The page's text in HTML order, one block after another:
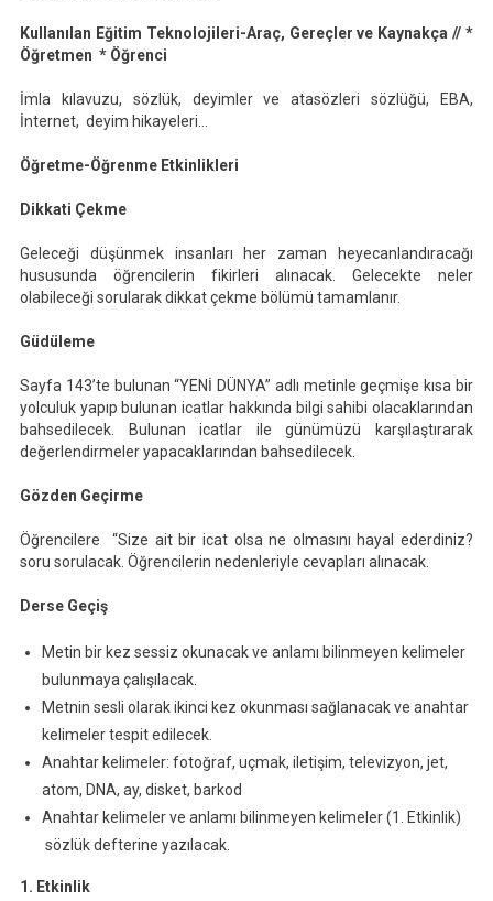
Kullanılan Eğitim Teknolojileri-Araç, Gereçler ve Kaynakça // *
Öğretmen * Öğrenci
İmla kılavuzu, sözlük, deyimler ve atasözleri sözlüğü, EBA,
İnternet, deyim hikayeleri…
Öğretme-Öğrenme Etkinlikleri
Dikkati Çekme
Geleceği düşünmek insanları her zaman heyecanlandıracağı
hususunda öğrencilerin fikirleri alınacak. Gelecekte neler
olabileceği sorularak dikkat çekme bölümü tamamlanır.
Güdüleme
Sayfa 143’te bulunan “YENİ DÜNYA” adlı metinle geçmişe kısa bir
yolculuk yapıp bulunan icatlar hakkında bilgi sahibi olacaklarından
bahsedilecek. Bulunan icatlar ile günümüzü karşılaştırarak
değerlendirmeler yapacaklarından bahsedilecek.
Gözden Geçirme
Öğrencilere “Size ait bir icat olsa ne olmasını hayal ederdiniz?
soru sorulacak. Öğrencilerin nedenleriyle cevapları alınacak.
Derse Geçiş
Metin bir kez sessiz okunacak ve anlamı bilinmeyen kelimeler
bulunmaya çalışılacak.
Metnin sesli olarak ikinci kez okunması sağlanacak ve anahtar
kelimeler tespit edilecek.
Anahtar kelimeler: fotoğraf, uçmak, iletişim, televizyon, jet,
atom, DNA, ay, disket, barkod
Anahtar kelimeler ve anlamı bilinmeyen kelimeler (1. Etkinlik)
sözlük defterine yazılacak.
1. Etkinlik